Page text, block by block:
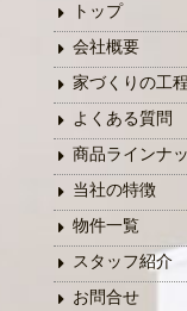
トップ
会社概要
家づくりの工程
よくある質問
商品ラインナ
当社の特徴
物件一覧
スタッフ紹介
お問合せ